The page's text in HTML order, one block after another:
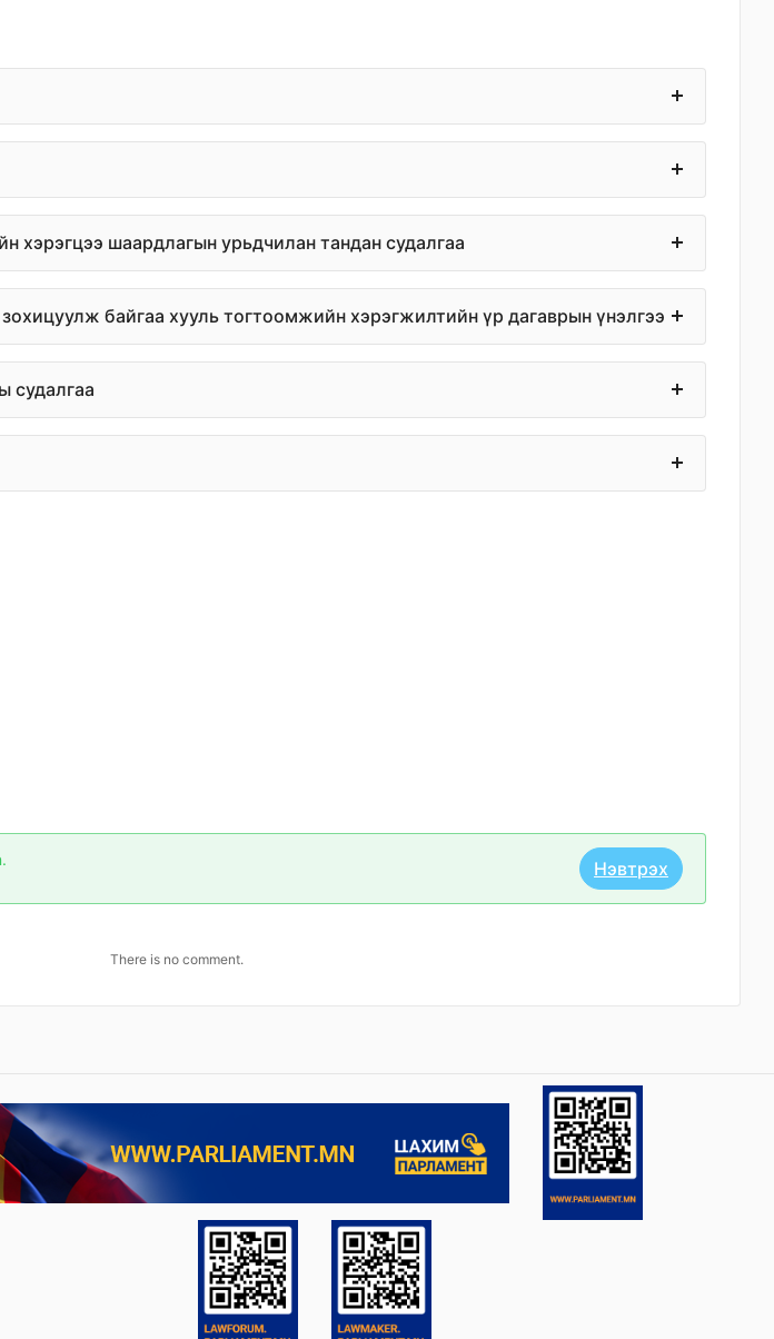
хэрэгцээ шаардлагын урьдчилан тандан судалгаа
байгаа хууль тогтоомжийн хэрэгжилтийн үр дагаврын үнэлгээ
судалгаа
Нэвтрэх
There is no comment.